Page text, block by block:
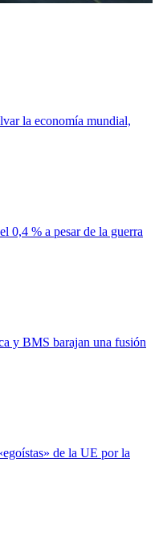
la economía mundial,
0,4 % a pesar de la guerra
y BMS barajan una fusión
de la UE por la